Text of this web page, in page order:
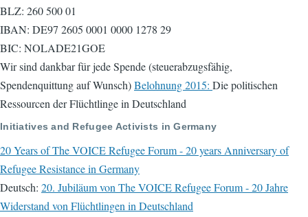
BLZ: 260 500 01
IBAN: DE97 2605 0001 0000 1278 29
BIC: NOLADE21GOE
Wir sind dankbar für jede Spende (steuerabzugsfähig,
Spendenquittung auf Wunsch)Belohnung 2015: Die politischen
Ressourcen der Flüchtlinge in Deutschland
Initiatives and Refugee Activists in Germany
20 Years of The VOICE Refugee Forum - 20 years Anniversary of
Refugee Resistance in Germany
Deutsch: 20. Jubiläum von The VOICE Refugee Forum - 20 Jahre
Widerstand von Flüchtlingen in Deutschland